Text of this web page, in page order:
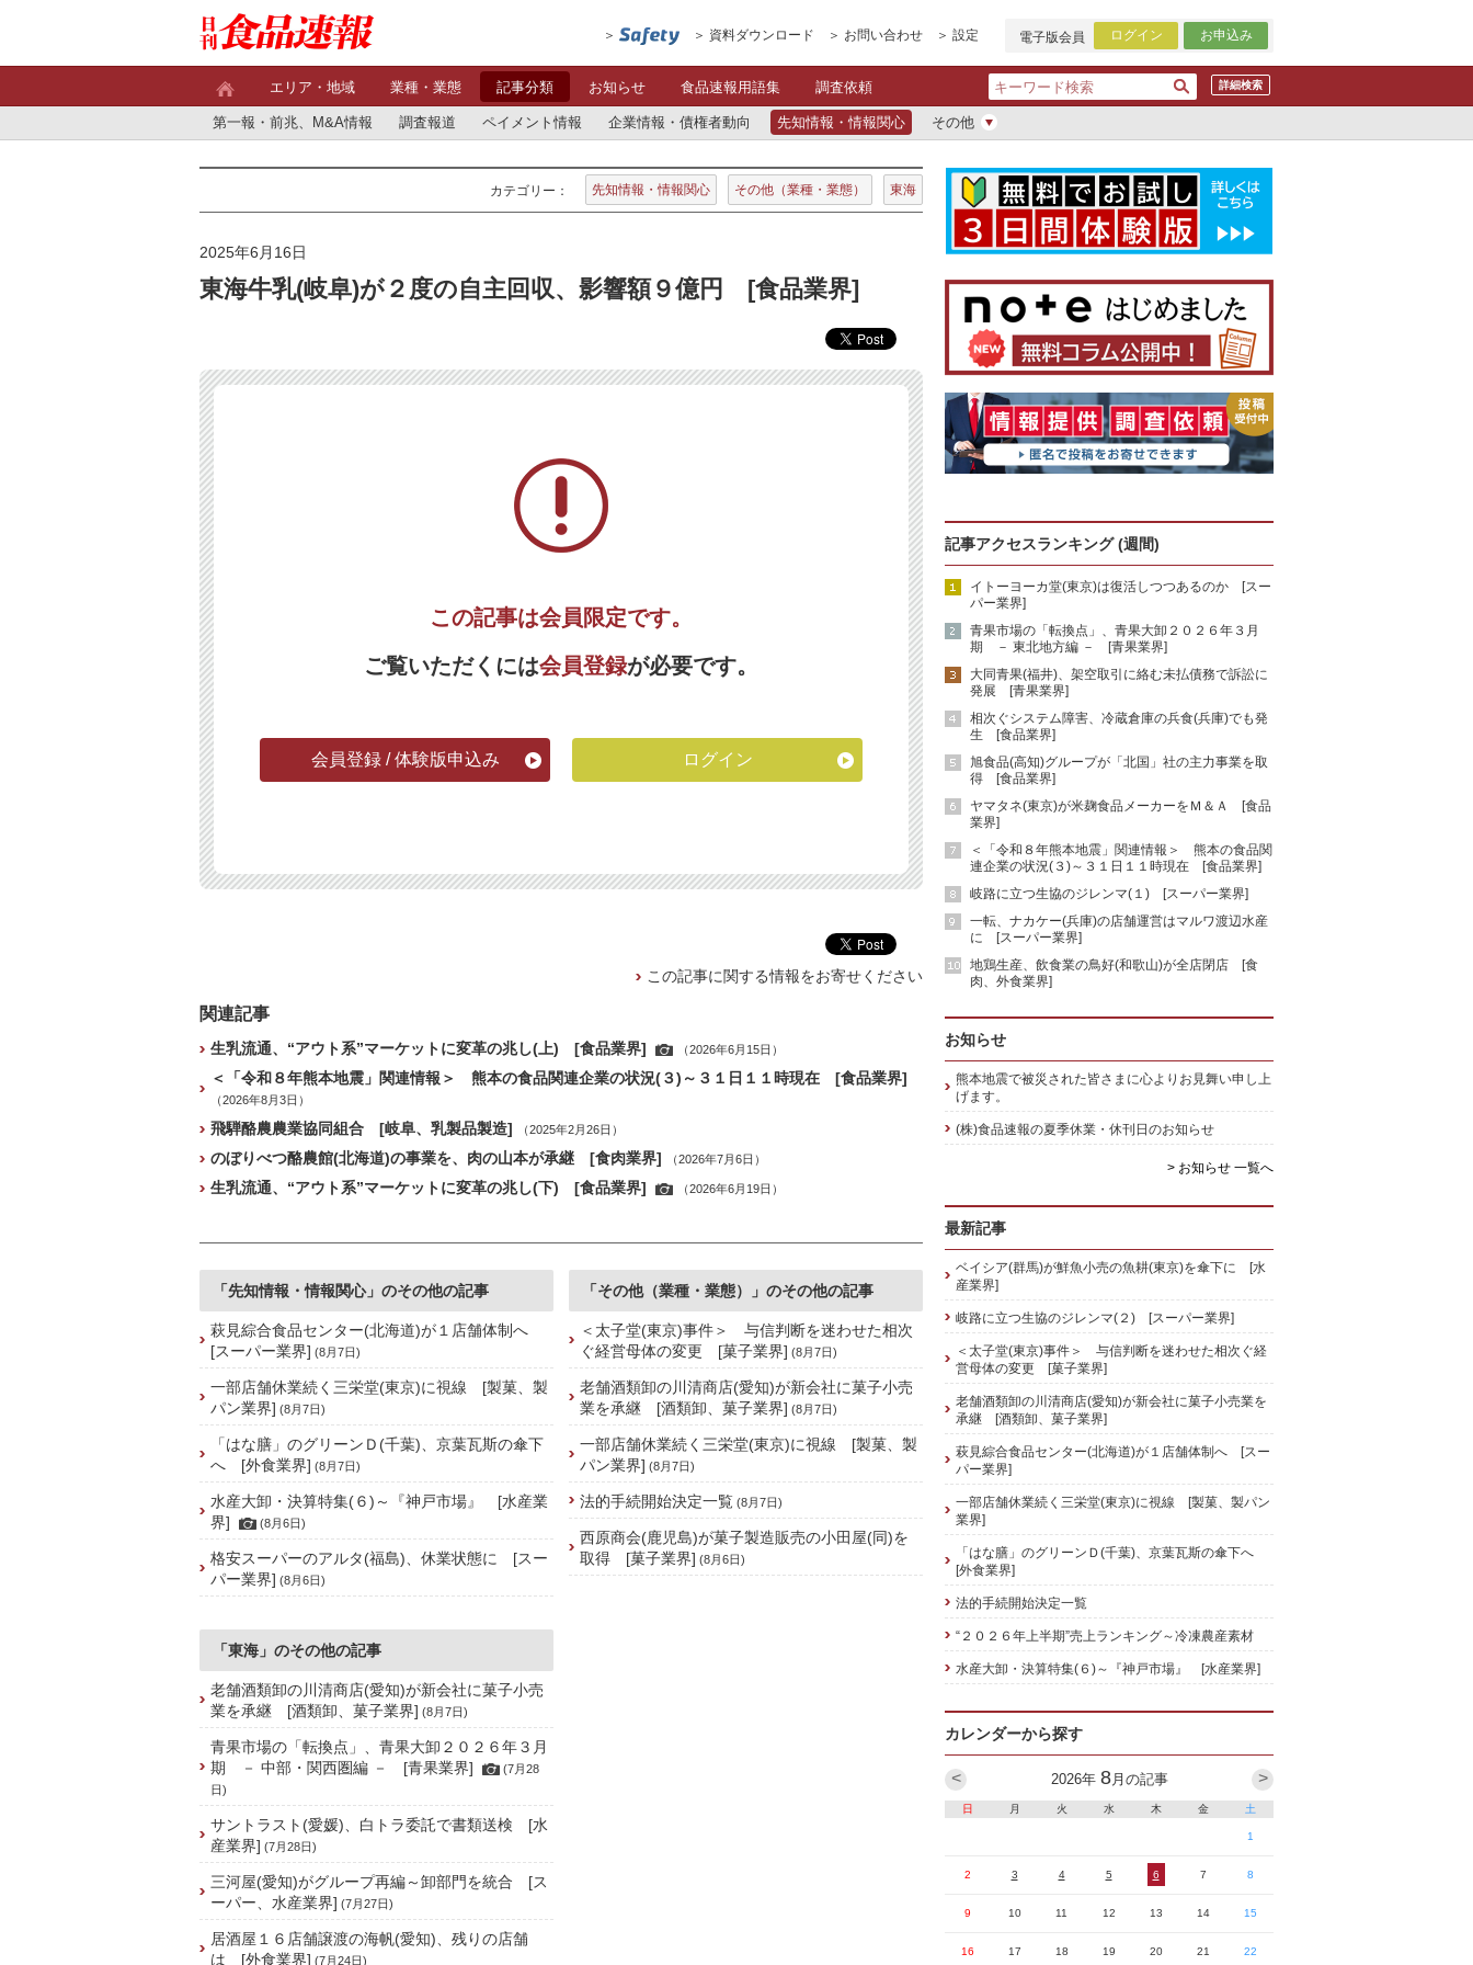
資料ダウンロード お問い合わせ 設定 電子版会員 ログイン お申込み
詳細検索
エリア・地域 業種・業態 記事分類 お知らせ 食品速報用語集 調査依頼
第一報・前兆、M&A情報 調査報道 ペイメント情報 企業情報・債権者動向 先知情報・情報関心 その他
カテゴリー： 先知情報・情報関心 その他（業種・業態） 東海
2025年6月16日
東海牛乳(岐阜)が２度の自主回収、影響額９億円 [食品業界]
この記事は会員限定です。
ご覧いただくには会員登録が必要です。
会員登録 / 体験版申込み ログイン
この記事に関する情報をお寄せください
関連記事
生乳流通、“アウト系”マーケットに変革の兆し(上) [食品業界] （2026年6月15日）
＜「令和８年熊本地震」関連情報＞ 熊本の食品関連企業の状況(３)～３１日１１時現在 [食品業界]
（2026年8月3日）
飛騨酪農農業協同組合 [岐阜、乳製品製造] （2025年2月26日）
のぼりべつ酪農館(北海道)の事業を、肉の山本が承継 [食肉業界] （2026年7月6日）
生乳流通、“アウト系”マーケットに変革の兆し(下) [食品業界] （2026年6月19日）
「先知情報・情報関心」のその他の記事
萩見綜合食品センター(北海道)が１店舗体制へ
[スーパー業界] (8月7日)
一部店舗休業続く三栄堂(東京)に視線 [製菓、製
パン業界] (8月7日)
「はな膳」のグリーンＤ(千葉)、京葉瓦斯の傘下
へ [外食業界] (8月7日)
水産大卸・決算特集(６)～『神戸市場』 [水産業
界]
(8月6日)
格安スーパーのアルタ(福島)、休業状態に [スー
パー業界] (8月6日)
「その他（業種・業態）」のその他の記事
＜太子堂(東京)事件＞ 与信判断を迷わせた相次
ぐ経営母体の変更 [菓子業界] (8月7日)
老舗酒類卸の川清商店(愛知)が新会社に菓子小売
業を承継 [酒類卸、菓子業界] (8月7日)
一部店舗休業続く三栄堂(東京)に視線 [製菓、製
パン業界] (8月7日)
法的手続開始決定一覧 (8月7日)
西原商会(鹿児島)が菓子製造販売の小田屋(同)を
取得 [菓子業界] (8月6日)
「東海」のその他の記事
老舗酒類卸の川清商店(愛知)が新会社に菓子小売
業を承継 [酒類卸、菓子業界] (8月7日)
青果市場の「転換点」、青果大卸２０２６年３月
期 － 中部・関西圏編 － [青果業界]
(7月28
日)
サントラスト(愛媛)、白トラ委託で書類送検 [水
産業界] (7月28日)
三河屋(愛知)がグループ再編～卸部門を統合 [ス
ーパー、水産業界] (7月27日)
居酒屋１６店舗譲渡の海帆(愛知)、残りの店舗
は [外食業界] (7月24日)
記事アクセスランキング (週間)
イトーヨーカ堂(東京)は復活しつつあるのか [スー
パー業界]
青果市場の「転換点」、青果大卸２０２６年３月
期 － 東北地方編 － [青果業界]
大同青果(福井)、架空取引に絡む未払債務で訴訟に
発展 [青果業界]
相次ぐシステム障害、冷蔵倉庫の兵食(兵庫)でも発
生 [食品業界]
旭食品(高知)グループが「北国」社の主力事業を取
得 [食品業界]
ヤマタネ(東京)が米麹食品メーカーをＭ＆Ａ [食品
業界]
＜「令和８年熊本地震」関連情報＞ 熊本の食品関
連企業の状況(３)～３１日１１時現在 [食品業界]
岐路に立つ生協のジレンマ(１) [スーパー業界]
一転、ナカケー(兵庫)の店舗運営はマルワ渡辺水産
に [スーパー業界]
地鶏生産、飲食業の鳥好(和歌山)が全店閉店 [食
肉、外食業界]
お知らせ
熊本地震で被災された皆さまに心よりお見舞い申し上
げます。
(株)食品速報の夏季休業・休刊日のお知らせ
> お知らせ 一覧へ
最新記事
ベイシア(群馬)が鮮魚小売の魚耕(東京)を傘下に [水
産業界]
岐路に立つ生協のジレンマ(２) [スーパー業界]
＜太子堂(東京)事件＞ 与信判断を迷わせた相次ぐ経
営母体の変更 [菓子業界]
老舗酒類卸の川清商店(愛知)が新会社に菓子小売業を
承継 [酒類卸、菓子業界]
萩見綜合食品センター(北海道)が１店舗体制へ [スー
パー業界]
一部店舗休業続く三栄堂(東京)に視線 [製菓、製パン
業界]
「はな膳」のグリーンＤ(千葉)、京葉瓦斯の傘下へ
[外食業界]
法的手続開始決定一覧
“２０２６年上半期”売上ランキング～冷凍農産素材
水産大卸・決算特集(６)～『神戸市場』 [水産業界]
カレンダーから探す
2026年 8月の記事 >
<
日 月 火 水 木 金 土
1
2 3 4 5 6 7 8
9 10 11 12 13 14 15
16 17 18 19 20 21 22